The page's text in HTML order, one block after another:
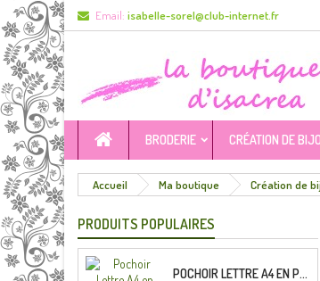
Email: isabelle-sorel@club-internet.fr
BRODERIE CRÉATION DE
Accueil Ma boutique Création de
PRODUITS POPULAIRES
POCHOIR LETTRE A4 EN PLASTIQUE MYLAR ALPHABET RUSSIAN 33 MM